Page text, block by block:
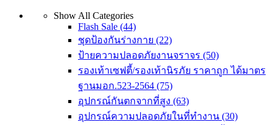
Show All Categories
Flash Sale (44)
ชุดป้องกันร่างกาย (22)
ป้ายความปลอดภัยงานจราจร (50)
รองเท้าเซฟตี้/รองเท้านิรภัย ราคาถูก ได้มาตร
ฐานมอก.523-2564 (75)
อุปกรณ์กันตกจากที่สูง (63)
อุปกรณ์ความปลอดภัยในที่ทำงาน (30)